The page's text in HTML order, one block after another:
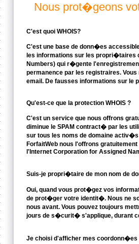
Nous prot�geons
C'est quoi WHOIS?
C'est une base de donn�es
les informations sur les propri�taires
Numbers) qui r�gente
permanence par les registraires.
email. De fausses informations sur le
Qu'est-ce que la protection WHOIS ?
C'est un service que nous offrons
diminue le SPAM contract� par les
sur tous les noms de domaine
ForfaitWeb nous l'offrons
l'Internet Corporation for Assigned
Suis-je propri�taire de mon nom de
Oui, quand vous prot�gez vos
de prot�ger votre identit�. Nous ne
nous avant. Vous pouvez toujours
jours de s�curit� s'applique, durant
Je choisi d'afficher mes coordonn�es